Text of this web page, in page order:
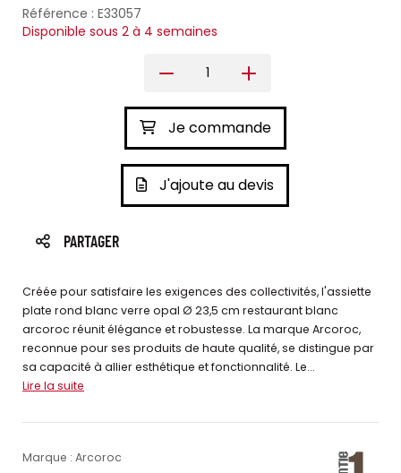
Référence : E33057
Disponible sous 2 à 4 semaines
Je commande
J'ajoute au devis
PARTAGER
Créée pour satisfaire les exigences des collectivités, l'assiette
plate rond blanc verre opal Ø 23,5 cm restaurant blanc
arcoroc réunit élégance et robustesse. La marque Arcoroc,
reconnue pour ses produits de haute qualité, se distingue par
sa capacité à allier esthétique et fonctionnalité. Le...
Lire la suite
Marque : Arcoroc